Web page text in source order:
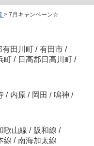
> 7月キャンペーン☆
有田川町 / 有田市 /
町 / 日高郡日高川町 /
/ 内原 / 岡田 / 鳴神 /
歌山線 / 阪和線 /
線 / 南海加太線